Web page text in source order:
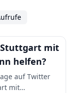
mit
helfen?
auf Twitter
mit